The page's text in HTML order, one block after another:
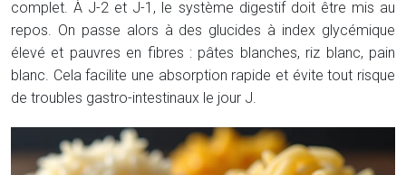
complet. À J-2 et J-1, le système digestif doit être mis au
repos. On passe alors à des glucides à index glycémique
élevé et pauvres en fibres : pâtes blanches, riz blanc, pain
blanc. Cela facilite une absorption rapide et évite tout risque
de troubles gastro-intestinaux le jour J.